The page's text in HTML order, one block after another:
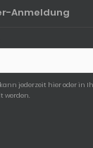
Anmeldung
kann jederzeit hier oder in
werden.